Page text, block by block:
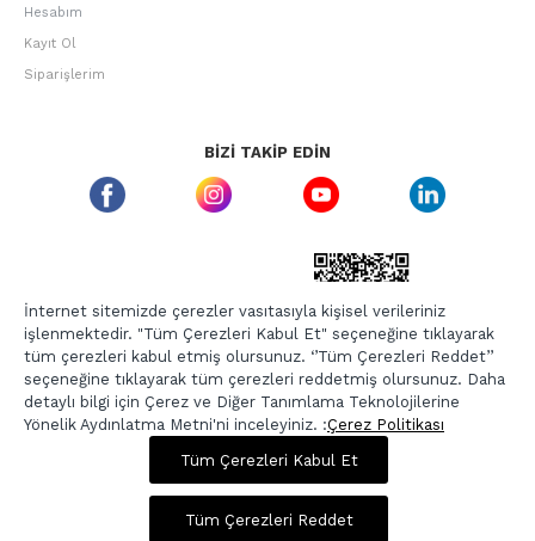
674,00 TL 2.695,00 TL
Sepette %20 İndirim
Hesabım
Kayıt Ol
Siparişlerim
BIZI TAKIP EDIN
ETBIS GÜVEN DAMGASI
Copyright © 2026, Berr-In.com, Tüm Hakları Saklıdır.
Tüm Çerezleri Kabul Et
İnternet sitemizde çerezler vasıtasıyla kişisel verileriniz
işlenmektedir. "Tüm Çerezleri Kabul Et" seçeneğine tıklayarak
tüm çerezleri kabul etmiş olursunuz. ‘’Tüm Çerezleri Reddet’’
seçeneğine tıklayarak tüm çerezleri reddetmiş olursunuz. Daha
detaylı bilgi için Çerez ve Diğer Tanımlama Teknolojilerine
Yönelik Aydınlatma Metni'ni inceleyiniz. :Çerez Politikası
Tüm Çerezleri Reddet